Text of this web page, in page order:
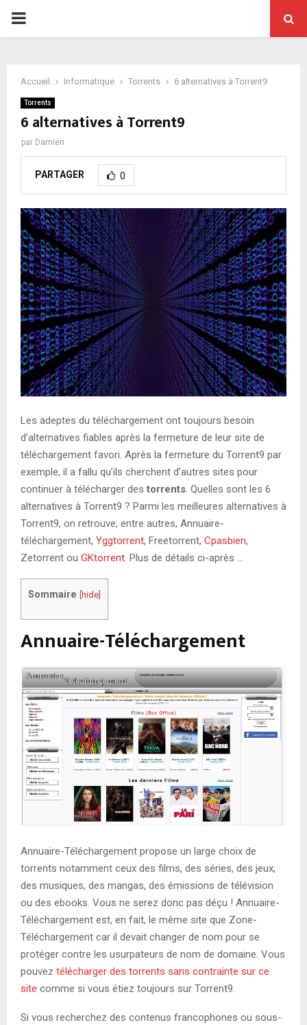
PRIMARY
Accueil Informatique Torrents 6 alternatives à Torrent9
Torrents
6 alternatives à Torrent9
par Damien
PARTAGER 0
Les adeptes du téléchargement ont toujours besoin
d’alternatives fiables après la fermeture de leur site de
téléchargement favori. Après la fermeture du Torrent9 par
exemple, il a fallu qu’ils cherchent d’autres sites pour
continuer à télécharger des torrents. Quelles sont les 6
alternatives à Torrent9 ? Parmi les meilleures alternatives à
Torrent9, on retrouve, entre autres, Annuaire-
téléchargement, Yggtorrent, Freetorrent, Cpasbien,
Zetorrent ou GKtorrent. Plus de détails ci-après …
Sommaire [hide]
Annuaire-Téléchargement
Annuaire-Téléchargement propose un large choix de
torrents notamment ceux des films, des séries, des jeux,
des musiques, des mangas, des émissions de télévision
ou des ebooks. Vous ne serez donc pas déçu ! Annuaire-
Téléchargement est, en fait, le même site que Zone-
Téléchargement car il devait changer de nom pour se
protéger contre les usurpateurs de nom de domaine. Vous
pouvez télécharger des torrents sans contrainte sur ce
site comme si vous étiez toujours sur Torrent9.
Si vous recherchez des contenus francophones ou sous-